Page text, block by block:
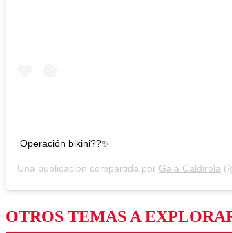
Operación bikini??✨
Una publicación compartida por Gala Caldirola
OTROS TEMAS A